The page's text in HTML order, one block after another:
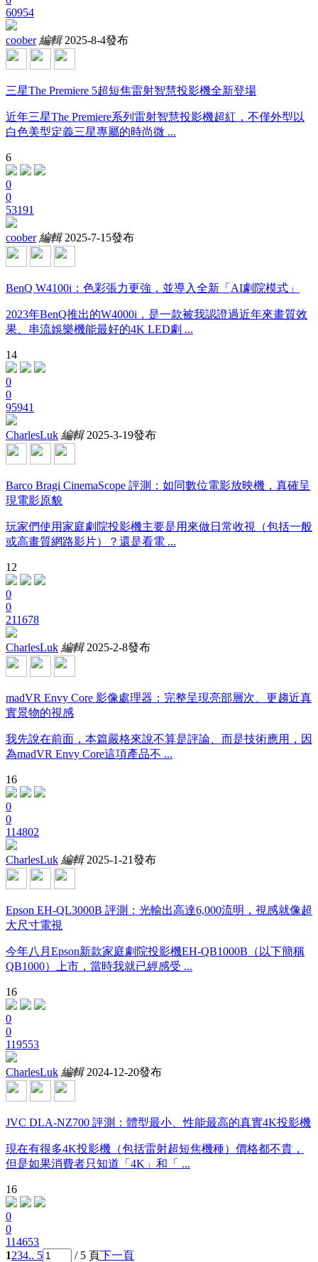
60954
coober 編輯 2025-8-4發布
三星The Premiere 5超短焦雷射智慧投影機全新登場
近年三星The Premiere系列雷射智慧投影機超紅，不僅外型以
白色美型定義三星專屬的時尚微 ...
6
0
0
53191
coober 編輯 2025-7-15發布
BenQ W4100i：色彩張力更強，並導入全新「AI劇院模式」
2023年BenQ推出的W4000i，是一款被我認證過近年來畫質效
果、串流娛樂機能最好的4K LED劇 ...
14
0
0
95941
CharlesLuk 編輯 2025-3-19發布
Barco Bragi CinemaScope 評測：如同數位電影放映機，真確呈
現電影原貌
玩家們使用家庭劇院投影機主要是用來做日常收視（包括一般
或高畫質網路影片）？還是看電 ...
12
0
0
211678
CharlesLuk 編輯 2025-2-8發布
madVR Envy Core 影像處理器：完整呈現亮部層次、更趨近真
實景物的視感
我先說在前面，本篇嚴格來說不算是評論、而是技術應用，因
為madVR Envy Core這項產品不 ...
16
0
0
114802
CharlesLuk 編輯 2025-1-21發布
Epson EH-QL3000B 評測：光輸出高達6,000流明，視感就像超
大尺寸電視
今年八月Epson新款家庭劇院投影機EH-QB1000B（以下簡稱
QB1000）上市，當時我就已經感受 ...
16
0
0
119553
CharlesLuk 編輯 2024-12-20發布
JVC DLA-NZ700 評測：體型最小、性能最高的真實4K投影機
現在有很多4K投影機（包括雷射超短焦機種）價格都不貴，
但是如果消費者只知道「4K」和「 ...
16
0
0
114653
1234.. 5 / 5 頁下一頁